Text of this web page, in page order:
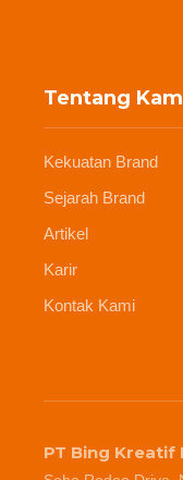
Tentang
Kekuatan Brand
Sejarah Brand
Artikel
Karir
Kontak Kami
PT Bing Kreatif